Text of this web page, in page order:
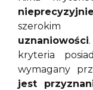
uznaniowości
kryteria
wymagany
jest